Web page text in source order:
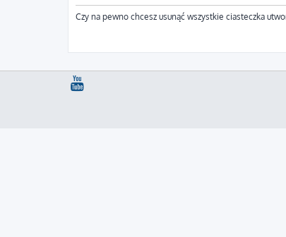
Czy na pewno chcesz usunąć wszystkie ciasteczka